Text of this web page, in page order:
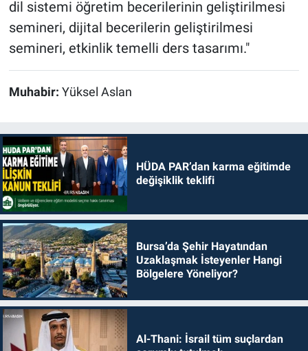
dil sistemi öğretim becerilerinin geliştirilmesi
semineri, dijital becerilerin geliştirilmesi
semineri, etkinlik temelli ders tasarımı."
Muhabir: Yüksel Aslan
HÜDA PAR’dan karma eğitimde
değişiklik teklifi
Bursa’da Şehir Hayatından
Uzaklaşmak İsteyenler Hangi
Bölgelere Yöneliyor?
Al-Thani: İsrail tüm suçlardan